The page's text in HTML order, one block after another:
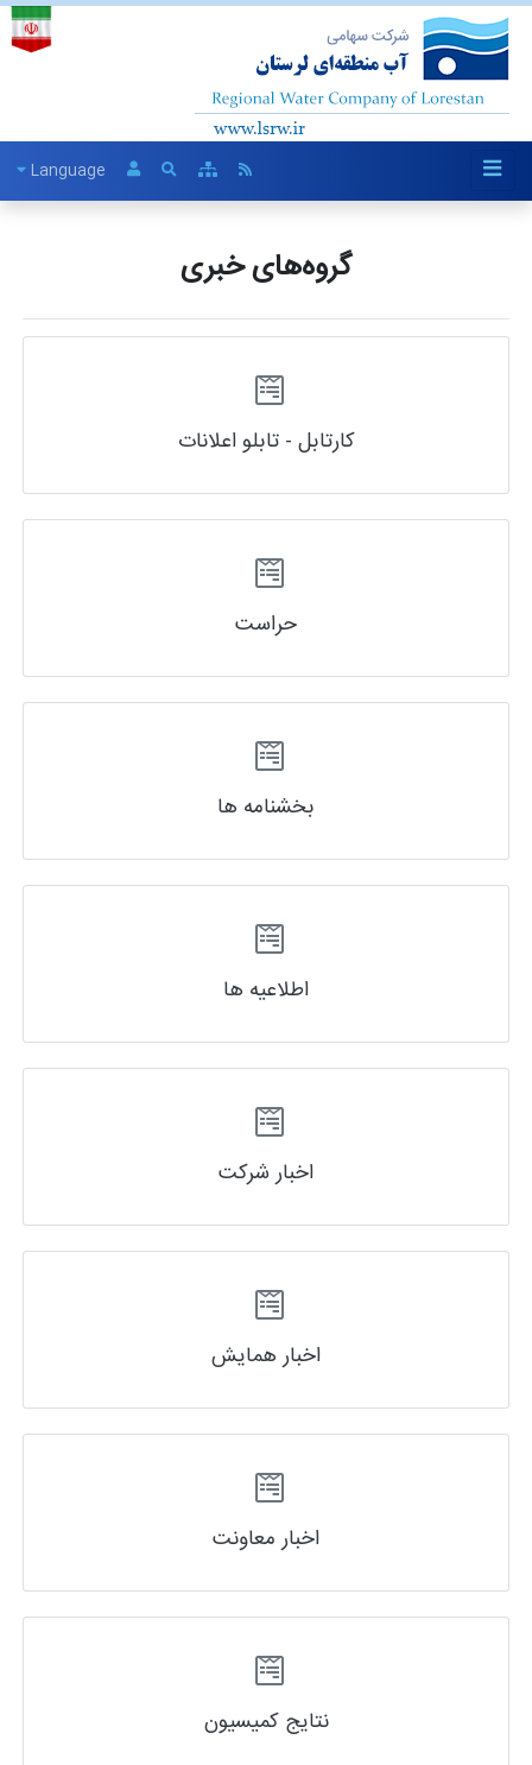
Language
گروه‌های خبری
کارتابل - تابلو اعلانات
حراست
بخشنامه ها
اطلاعیه ها
اخبار شرکت
اخبار همایش
اخبار معاونت
نتایج کمیسیون